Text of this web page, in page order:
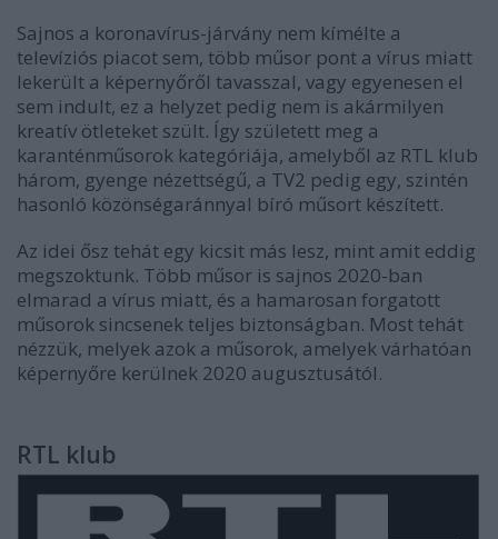
Sajnos a koronavírus-járvány nem kímélte a
televíziós piacot sem, több műsor pont a vírus miatt
lekerült a képernyőről tavasszal, vagy egyenesen el
sem indult, ez a helyzet pedig nem is akármilyen
kreatív ötleteket szült. Így született meg a
karanténműsorok kategóriája, amelyből az RTL klub
három, gyenge nézettségű, a TV2 pedig egy, szintén
hasonló közönségaránnyal bíró műsort készített.
Az idei ősz tehát egy kicsit más lesz, mint amit eddig
megszoktunk. Több műsor is sajnos 2020-ban
elmarad a vírus miatt, és a hamarosan forgatott
műsorok sincsenek teljes biztonságban. Most tehát
nézzük, melyek azok a műsorok, amelyek várhatóan
képernyőre kerülnek 2020 augusztusától.
RTL klub